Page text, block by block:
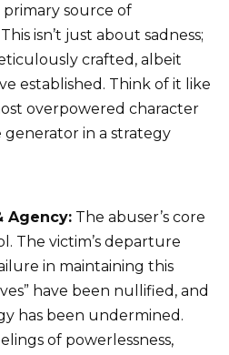
source of
isn’t just about sadness;
crafted, albeit
established. Think of it like
overpowered character
in a strategy
Agency: The abuser’s core
The victim’s departure
in maintaining this
have been nullified, and
has been undermined.
of powerlessness,